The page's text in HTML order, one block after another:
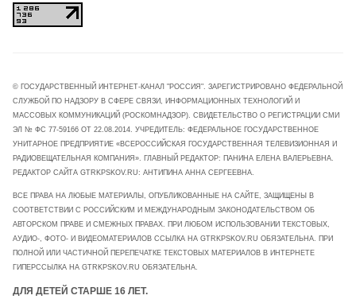
© ГОСУДАРСТВЕННЫЙ ИНТЕРНЕТ-КАНАЛ "РОССИЯ". ЗАРЕГИСТРИРОВАНО ФЕДЕРАЛЬНОЙ
СЛУЖБОЙ ПО НАДЗОРУ В СФЕРЕ СВЯЗИ, ИНФОРМАЦИОННЫХ ТЕХНОЛОГИЙ И
МАССОВЫХ КОММУНИКАЦИЙ (РОСКОМНАДЗОР). СВИДЕТЕЛЬСТВО О РЕГИСТРАЦИИ СМИ
ЭЛ № ФС 77-59166 ОТ 22.08.2014. УЧРЕДИТЕЛЬ: ФЕДЕРАЛЬНОЕ ГОСУДАРСТВЕННОЕ
УНИТАРНОЕ ПРЕДПРИЯТИЕ «ВСЕРОССИЙСКАЯ ГОСУДАРСТВЕННАЯ ТЕЛЕВИЗИОННАЯ И
РАДИОВЕЩАТЕЛЬНАЯ КОМПАНИЯ». ГЛАВНЫЙ РЕДАКТОР: ПАНИНА ЕЛЕНА ВАЛЕРЬЕВНА.
РЕДАКТОР САЙТА GTRKPSKOV.RU: АНТИПИНА АННА СЕРГЕЕВНА.
ВСЕ ПРАВА НА ЛЮБЫЕ МАТЕРИАЛЫ, ОПУБЛИКОВАННЫЕ НА САЙТЕ, ЗАЩИЩЕНЫ В
СООТВЕТСТВИИ С РОССИЙСКИМ И МЕЖДУНАРОДНЫМ ЗАКОНОДАТЕЛЬСТВОМ ОБ
АВТОРСКОМ ПРАВЕ И СМЕЖНЫХ ПРАВАХ. ПРИ ЛЮБОМ ИСПОЛЬЗОВАНИИ ТЕКСТОВЫХ,
АУДИО-, ФОТО- И ВИДЕОМАТЕРИАЛОВ ССЫЛКА НА GTRKPSKOV.RU ОБЯЗАТЕЛЬНА. ПРИ
ПОЛНОЙ ИЛИ ЧАСТИЧНОЙ ПЕРЕПЕЧАТКЕ ТЕКСТОВЫХ МАТЕРИАЛОВ В ИНТЕРНЕТЕ
ГИПЕРССЫЛКА НА GTRKPSKOV.RU ОБЯЗАТЕЛЬНА.
ДЛЯ ДЕТЕЙ СТАРШЕ 16 ЛЕТ.